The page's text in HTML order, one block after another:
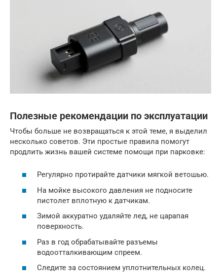
Полезные рекомендации по эксплуатации
Чтобы больше не возвращаться к этой теме, я выделил
несколько советов. Эти простые правила помогут
продлить жизнь вашей системе помощи при парковке:
Регулярно протирайте датчики мягкой ветошью.
На мойке высокого давления не подносите
пистолет вплотную к датчикам.
Зимой аккуратно удаляйте лед, не царапая
поверхность.
Раз в год обрабатывайте разъемы
водоотталкивающим спреем.
Следите за состоянием уплотнительных колец.